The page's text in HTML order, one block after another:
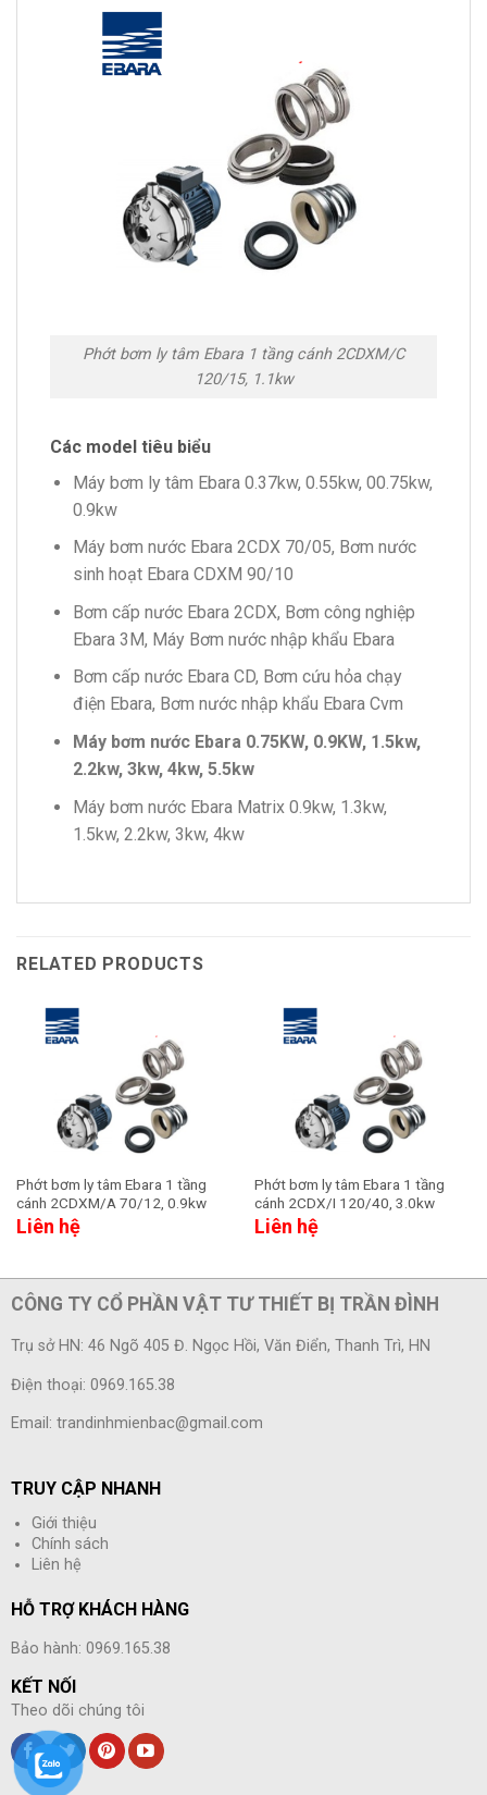
Phớt bơm ly tâm Ebara 1 tầng cánh 2CDXM/C
120/15, 1.1kw
Các model tiêu biểu
Máy bơm ly tâm Ebara 0.37kw, 0.55kw, 00.75kw,
0.9kw
Máy bơm nước Ebara 2CDX 70/05, Bơm nước
sinh hoạt Ebara CDXM 90/10
Bơm cấp nước Ebara 2CDX, Bơm công nghiệp
Ebara 3M, Máy Bơm nước nhập khẩu Ebara
Bơm cấp nước Ebara CD, Bơm cứu hỏa chạy
điện Ebara, Bơm nước nhập khẩu Ebara Cvm
Máy bơm nước Ebara 0.75KW, 0.9KW, 1.5kw,
2.2kw, 3kw, 4kw, 5.5kw
Máy bơm nước Ebara Matrix 0.9kw, 1.3kw,
1.5kw, 2.2kw, 3kw, 4kw
RELATED PRODUCTS
Phớt bơm ly tâm Ebara 1 tầng
cánh 2CDXM/A 70/12, 0.9kw
Liên hệ
Phớt bơm ly tâm Ebara 1 tầng
cánh 2CDX/I 120/40, 3.0kw
Liên hệ
CÔNG TY CỔ PHẦN VẬT TƯ THIẾT BỊ TRẦN ĐÌNH
Trụ sở HN: 46 Ngõ 405 Đ. Ngọc Hồi, Văn Điển, Thanh Trì, HN
Điện thoại: 0969.165.38
Email: trandinhmienbac@gmail.com
TRUY CẬP NHANH
Giới thiệu
Chính sách
Liên hệ
HỖ TRỢ KHÁCH HÀNG
Bảo hành: 0969.165.38
KẾT NỐI
Theo dõi chúng tôi